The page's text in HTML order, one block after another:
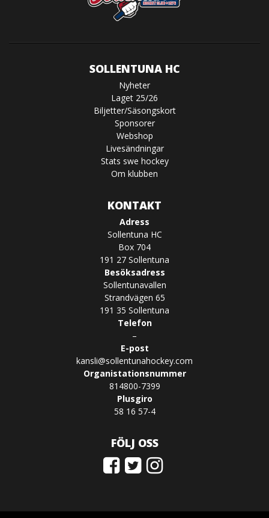
SOLLENTUNA HC
Nyheter
Laget 25/26
Biljetter/Säsongskort
Sponsorer
Webshop
Livesändningar
Stats swe hockey
Om klubben
KONTAKT
Adress
Sollentuna HC
Box 704
191 27 Sollentuna
Besöksadress
Sollentunavallen
Strandvägen 65
191 35 Sollentuna
Telefon
–
E-post
kansli@sollentunahockey.com
Organistationsnummer
814800-7399
Plusgiro
58 16 57-4
FÖLJ OSS